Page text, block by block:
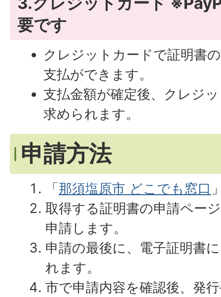
要です
クレジットカードで証明書
支払ができます。
支払金額が確定後、クレジ
求められます。
申請方法
「 那須塩原市 どこでも窓口
取得する証明書の申請ペー
申請します。
申請の最後に、電子証明書
れます。
市で申請内容を確認後、発